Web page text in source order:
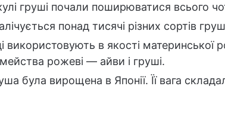
груші почали поширюватися всього
понад тисячі різних сортів
використовують в якості материнської
рожеві — айви і груші.
була вирощена в Японії. Її вага